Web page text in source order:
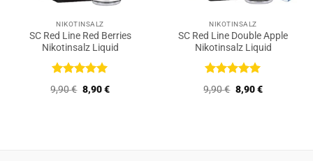
NIKOTINSALZ
SC Red Line Red Berries
Nikotinsalz Liquid
Bewertet
mit 5 von
9,90€ Ursprünglicher
Preis
8,90€Aktueller
NIKOTINSALZ
SC Red Line Double Apple
Nikotinsalz Liquid
Bewertet
mit 5 von
9,90€ Ursprünglicher
Preis
8,90€Aktueller